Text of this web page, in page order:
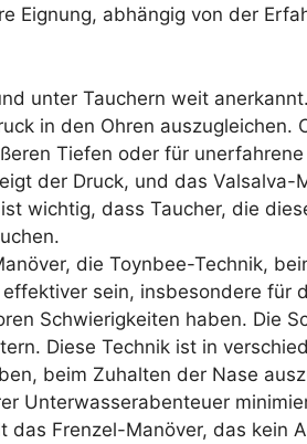
Eignung, abhängig von der
unter Tauchern weit
in den Ohren auszugleichen.
Tiefen oder für
der Druck, und das
wichtig, dass Taucher, die
die Toynbee-Technik,
sein, insbesondere für
Schwierigkeiten haben. Die
Diese Technik ist in
beim Zuhalten der Nase
Unterwasserabenteuer
das Frenzel-Manöver, das kein